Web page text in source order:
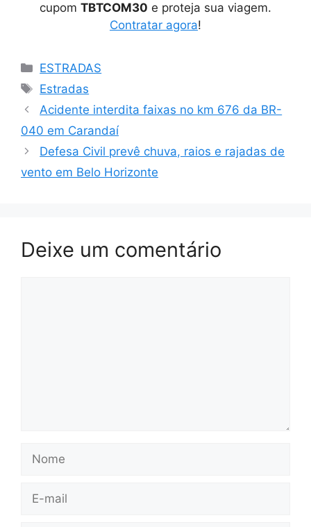
cupom TBTCOM30 e proteja sua viagem.
Contratar agora!
Categorias
ESTRADAS
Tags
Estradas
Acidente interdita faixas no km 676 da BR-
040 em Carandaí
Defesa Civil prevê chuva, raios e rajadas de
vento em Belo Horizonte
Deixe um comentário
Nome